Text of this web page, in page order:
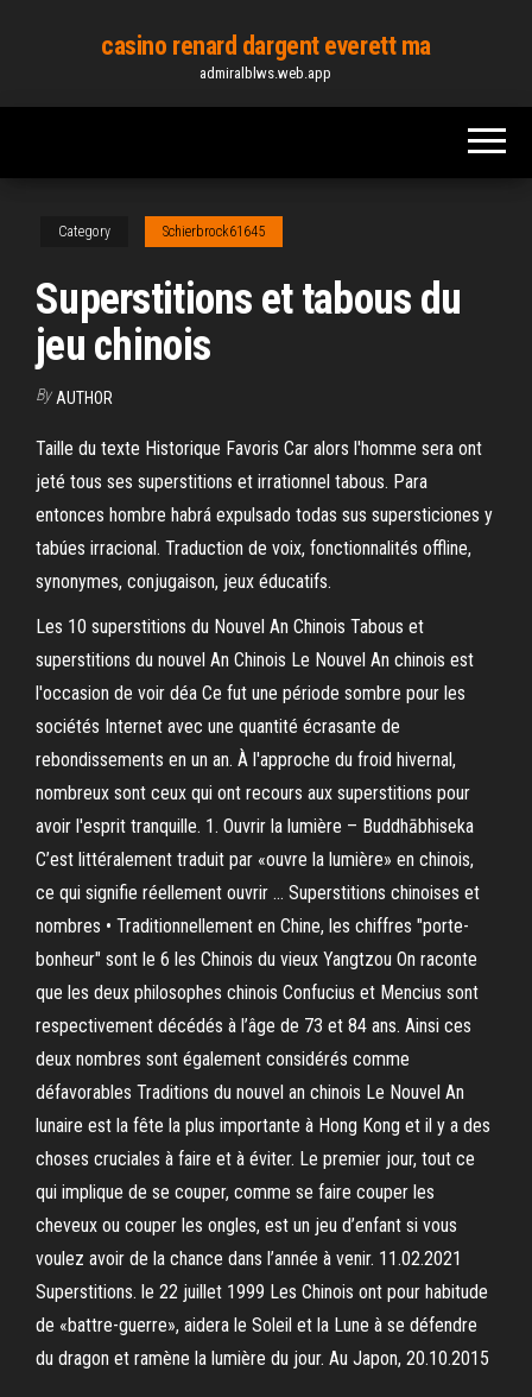
content
casino renard dargent everett ma
admiralblws.web.app
Category Schierbrock61645
Superstitions et tabous du
jeu chinois
By AUTHOR
Taille du texte Historique Favoris Car alors l'homme sera ont
jeté tous ses superstitions et irrationnel tabous. Para
entonces hombre habrá expulsado todas sus supersticiones y
tabúes irracional. Traduction de voix, fonctionnalités offline,
synonymes, conjugaison, jeux éducatifs.
Les 10 superstitions du Nouvel An Chinois Tabous et
superstitions du nouvel An Chinois Le Nouvel An chinois est
l'occasion de voir déa Ce fut une période sombre pour les
sociétés Internet avec une quantité écrasante de
rebondissements en un an. À l'approche du froid hivernal,
nombreux sont ceux qui ont recours aux superstitions pour
avoir l'esprit tranquille. 1. Ouvrir la lumière – Buddhābhiseka
C’est littéralement traduit par «ouvre la lumière» en chinois,
ce qui signifie réellement ouvrir … Superstitions chinoises et
nombres • Traditionnellement en Chine, les chiffres "porte-
bonheur" sont le 6 les Chinois du vieux Yangtzou On raconte
que les deux philosophes chinois Confucius et Mencius sont
respectivement décédés à l’âge de 73 et 84 ans. Ainsi ces
deux nombres sont également considérés comme
défavorables Traditions du nouvel an chinois Le Nouvel An
lunaire est la fête la plus importante à Hong Kong et il y a des
choses cruciales à faire et à éviter. Le premier jour, tout ce
qui implique de se couper, comme se faire couper les
cheveux ou couper les ongles, est un jeu d’enfant si vous
voulez avoir de la chance dans l’année à venir. 11.02.2021
Superstitions. le 22 juillet 1999 Les Chinois ont pour habitude
de «battre-guerre», aidera le Soleil et la Lune à se défendre
du dragon et ramène la lumière du jour. Au Japon, 20.10.2015